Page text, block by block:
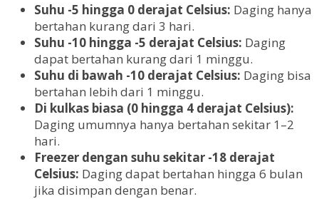
Suhu -5 hingga 0 derajat Celsius: Daging hanya
bertahan kurang dari 3 hari.
Suhu -10 hingga -5 derajat Celsius: Daging
dapat bertahan kurang dari 1 minggu.
Suhu di bawah -10 derajat Celsius: Daging bisa
bertahan lebih dari 1 minggu.
Di kulkas biasa (0 hingga 4 derajat Celsius):
Daging umumnya hanya bertahan sekitar 1–2
hari.
Freezer dengan suhu sekitar -18 derajat
Celsius: Daging dapat bertahan hingga 6 bulan
jika disimpan dengan benar.